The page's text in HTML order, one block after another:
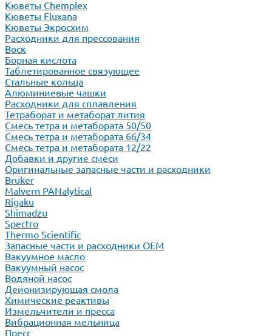
Кюветы Chemplex
Кюветы Fluxana
Кюветы Экросхим
Расходники для прессования
Воск
Борная кислота
Таблетированное связующее
Стальные кольца
Алюминиевые чашки
Расходники для сплавления
Тетраборат и метаборат лития
Смесь тетра и метабората 50/50
Смесь тетра и метабората 66/34
Смесь тетра и метабората 12/22
Добавки и другие смеси
Оригинальные запасные части и расходники
Bruker
Malvern PANalytical
Rigaku
Shimadzu
Spectro
Thermo Scientific
Запасные части и расходники ОЕМ
Вакуумное масло
Вакуумный насос
Водяной насос
Деионизирующая смола
Химические реактивы
Измельчители и пресса
Вибрационная мельница
Пресс